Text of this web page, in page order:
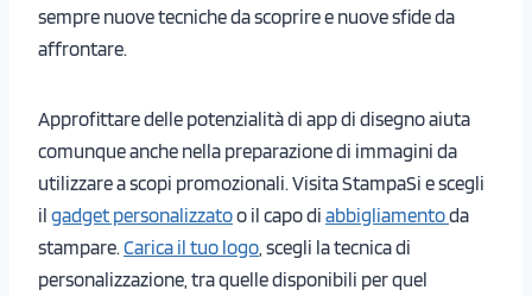
sempre nuove tecniche da scoprire e nuove sfide da
affrontare.
Approfittare delle potenzialità di app di disegno aiuta
comunque anche nella preparazione di immagini da
utilizzare a scopi promozionali. Visita StampaSi e scegli
il gadget personalizzatoo il capo di abbigliamentoda
stampare. Carica il tuo logo , scegli la tecnica di
personalizzazione, tra quelle disponibili per quel